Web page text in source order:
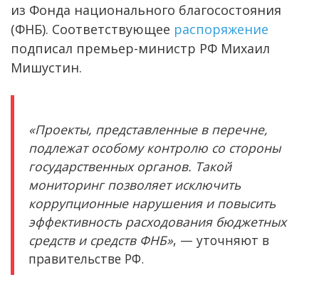
из Фонда национального благосостояния
(ФНБ). Соответствующее распоряжение
подписал премьер-министр РФ Михаил
Мишустин.
«Проекты, представленные в перечне,
подлежат особому контролю со стороны
государственных органов. Такой
мониторинг позволяет исключить
коррупционные нарушения и повысить
эффективность расходования бюджетных
средств и средств ФНБ», — уточняют в
правительстве РФ.